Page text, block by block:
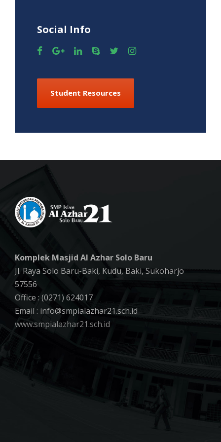
Social Info
Student Resources
Komplek Masjid Al Azhar Solo Baru
Jl. Raya Solo Baru-Baki, Kudu, Baki, Sukoharjo
57556
Office : (0271) 624017
Email : info@smpialazhar21.sch.id
www.smpialazhar21.sch.id